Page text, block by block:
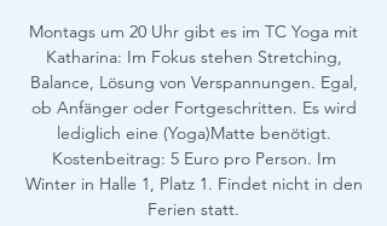
Montags um 20 Uhr gibt es im TC Yoga mit
Katharina: Im Fokus stehen Stretching,
Balance, Lösung von Verspannungen. Egal,
ob Anfänger oder Fortgeschritten. Es wird
lediglich eine (Yoga)Matte benötigt.
Kostenbeitrag: 5 Euro pro Person. Im
Winter in Halle 1, Platz 1. Findet nicht in den
Ferien statt.